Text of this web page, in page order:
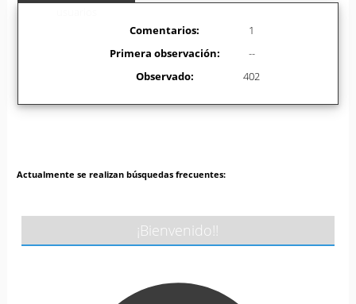
Comentarios:
1
Primera observación:
--
Observado:
402
Actualmente se realizan búsquedas frecuentes:
¡Bienvenido!!